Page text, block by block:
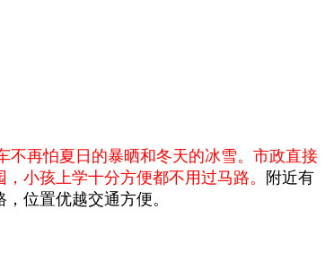
不再怕夏日的暴晒和冬天的冰雪。市政直接
小孩上学十分方便都不用过马路。
附近有
，位置优越交通方便。